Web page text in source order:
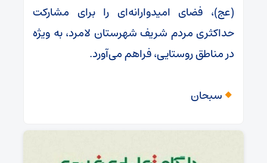
(عج)، فضای امیدوارانه‌ای را برای مشارکت
حداکثری مردم شریف شهرستان لامرد، به ویژه
در مناطق روستایی، فراهم می‌آورد.
سبحان